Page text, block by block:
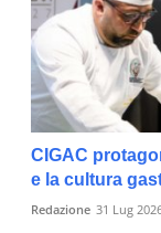
CIGAC
e la cultura
Redazione 31 Lug